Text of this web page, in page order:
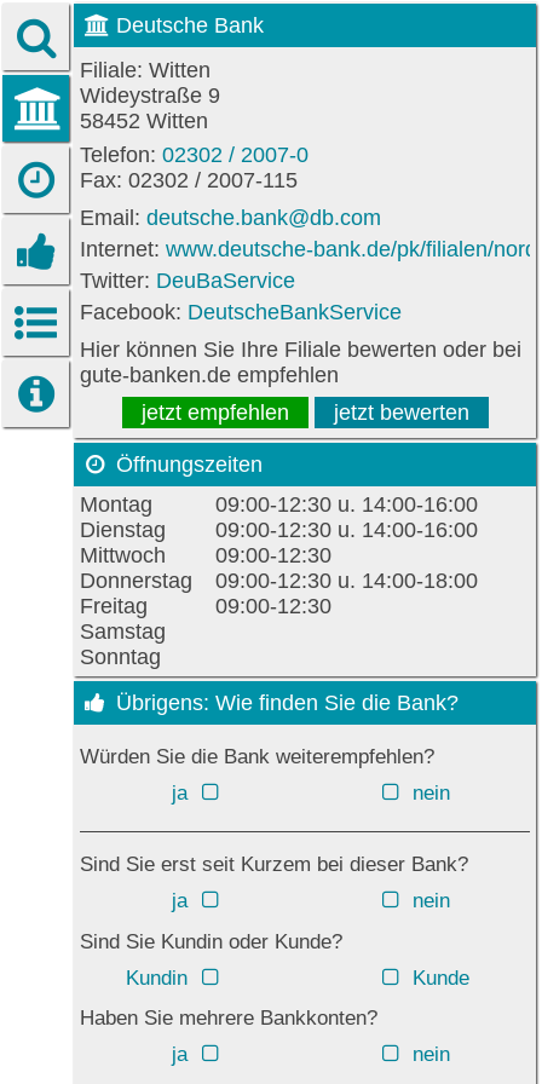
Deutsche Bank
Filiale: Witten
Wideystraße 9
58452 Witten
Telefon: 02302 / 2007-0
Fax: 02302 / 2007-115
Email: deutsche.bank@db.com
Internet: www.deutsche-bank.de/pk/filialen/
Twitter: DeuBaService
Facebook: DeutscheBankService
Hier können Sie Ihre Filiale bewerten oder bei
gute-banken.de empfehlen
jetzt empfehlen
jetzt bewerten
Öffnungszeiten
Montag
09:00-12:30 u. 14:00-16:00
Dienstag
09:00-12:30 u. 14:00-16:00
Mittwoch
09:00-12:30
Donnerstag
09:00-12:30 u. 14:00-18:00
Freitag
09:00-12:30
Samstag
Sonntag
Übrigens: Wie finden Sie die Bank?
Würden Sie die Bank weiterempfehlen?
ja
nein
Sind Sie erst seit Kurzem bei dieser Bank?
ja
nein
Sind Sie Kundin oder Kunde?
Kundin
Kunde
Haben Sie mehrere Bankkonten?
ja
nein